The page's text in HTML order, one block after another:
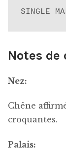
SINGLE
Notes
Nez:
Chêne
croquantes.
Palais: